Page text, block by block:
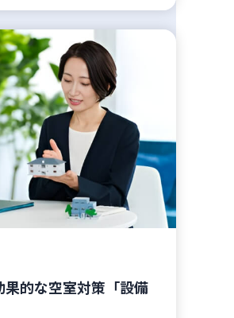
的な空室対策「設備